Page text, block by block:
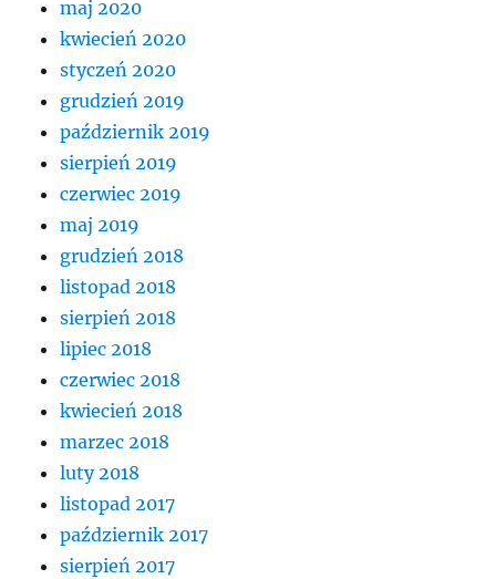
maj 2020
kwiecień 2020
styczeń 2020
grudzień 2019
październik 2019
sierpień 2019
czerwiec 2019
maj 2019
grudzień 2018
listopad 2018
sierpień 2018
lipiec 2018
czerwiec 2018
kwiecień 2018
marzec 2018
luty 2018
listopad 2017
październik 2017
sierpień 2017